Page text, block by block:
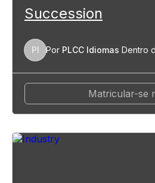
Succession
PI Por PLCC Idiomas Dentro
Matricular-se